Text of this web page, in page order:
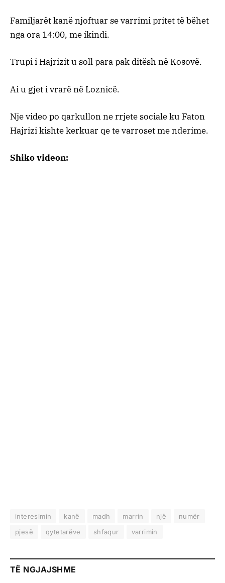
Familjarët kanë njoftuar se varrimi pritet të bëhet
nga ora 14:00, me ikindi.
Trupi i Hajrizit u soll para pak ditësh në Kosovë.
Ai u gjet i vrarë në Loznicë.
Nje video po qarkullon ne rrjete sociale ku Faton
Hajrizi kishte kerkuar qe te varroset me nderime.
Shiko videon:
interesimin kanë madh marrin një
numër
pjesë
qytetarëve shfaqur varrimin
TË NGJAJSHME